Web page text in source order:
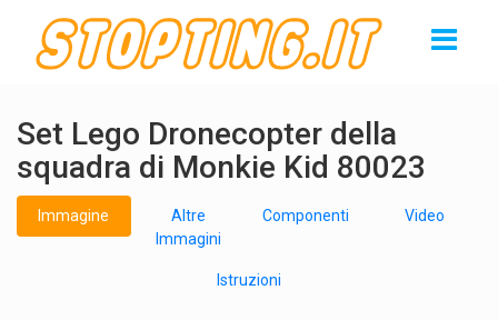
Set Lego Dronecopter della
squadra di Monkie Kid 80023
Immagine
Altre
Immagini
Componenti Video
Istruzioni